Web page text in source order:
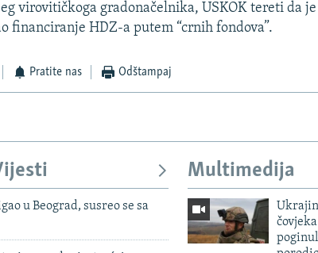
virovitičkoga gradonačelnika, USKOK tereti da
financiranje HDZ-a putem “crnih fondova”.
Pratite nas Odštampaj
u Beograd, susreo se sa
Multimedija